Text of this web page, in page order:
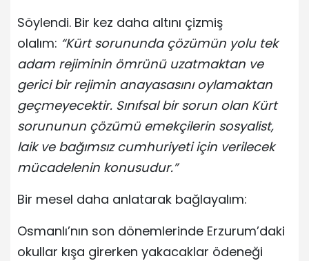
Söylendi. Bir kez daha altını çizmiş
olalım: “Kürt sorununda çözümün yolu tek
adam rejiminin ömrünü uzatmaktan ve
gerici bir rejimin anayasasını oylamaktan
geçmeyecektir. Sınıfsal bir sorun olan Kürt
sorununun çözümü emekçilerin sosyalist,
laik ve bağımsız cumhuriyeti için verilecek
mücadelenin konusudur.”
Bir mesel daha anlatarak bağlayalım:
Osmanlı’nın son dönemlerinde Erzurum’daki
okullar kışa girerken yakacaklar ödeneği